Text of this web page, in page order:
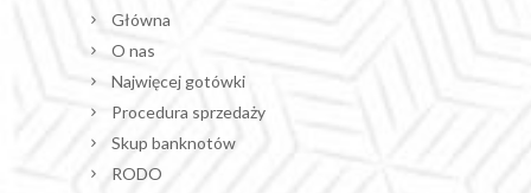
Główna
O nas
Najwięcej gotówki
Procedura sprzedaży
Skup banknotów
RODO